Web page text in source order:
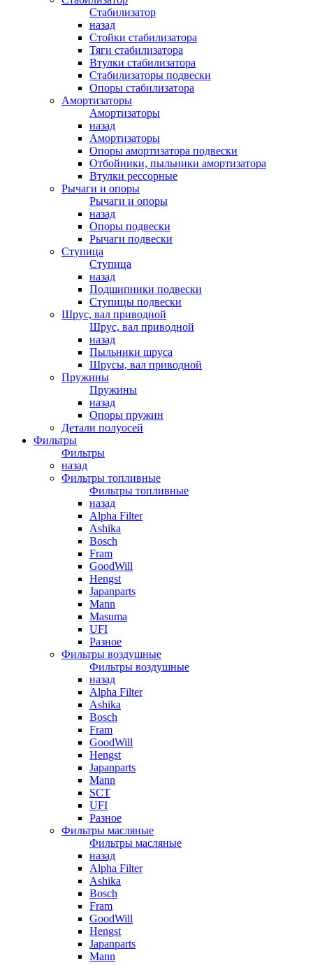
Стабилизатор
назад
Стойки стабилизатора
Тяги стабилизатора
Втулки стабилизатора
Стабилизаторы подвески
Опоры стабилизатора
Амортизаторы
Амортизаторы
назад
Амортизаторы
Опоры амортизатора подвески
Отбойники, пыльники амортизатора
Втулки рессорные
Рычаги и опоры
Рычаги и опоры
назад
Опоры подвески
Рычаги подвески
Ступица
Ступица
назад
Подшипники подвески
Ступицы подвески
Шрус, вал приводной
Шрус, вал приводной
назад
Пыльники шруса
Шрусы, вал приводной
Пружины
Пружины
назад
Опоры пружин
Детали полуосей
Фильтры
Фильтры
назад
Фильтры топливные
Фильтры топливные
назад
Alpha Filter
Ashika
Bosch
Fram
GoodWill
Hengst
Japanparts
Mann
Masuma
UFI
Разное
Фильтры воздушные
Фильтры воздушные
назад
Alpha Filter
Ashika
Bosch
Fram
GoodWill
Hengst
Japanparts
Mann
SCT
UFI
Разное
Фильтры масляные
Фильтры масляные
назад
Alpha Filter
Ashika
Bosch
Fram
GoodWill
Hengst
Japanparts
Mann